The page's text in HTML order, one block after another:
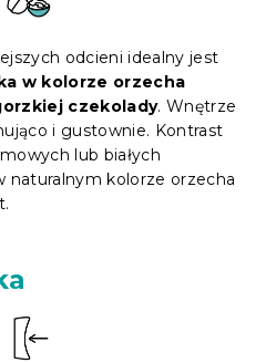
odcieni idealny jest
w kolorze orzecha
czekolady. Wnętrze
i gustownie. Kontrast
lub białych
naturalnym kolorze orzecha